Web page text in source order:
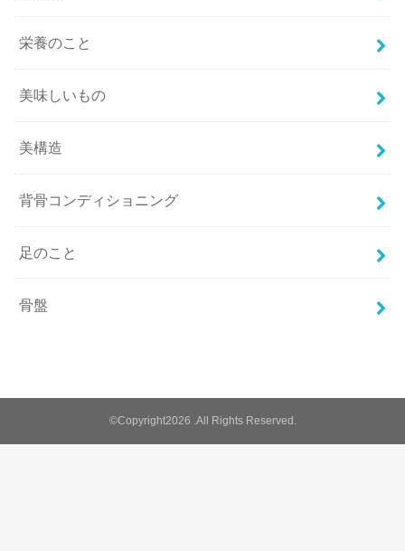
栄養のこと
美味しいもの
美構造
背骨コンディショニング
足のこと
骨盤
©Copyright2026 .All Rights Reserved.